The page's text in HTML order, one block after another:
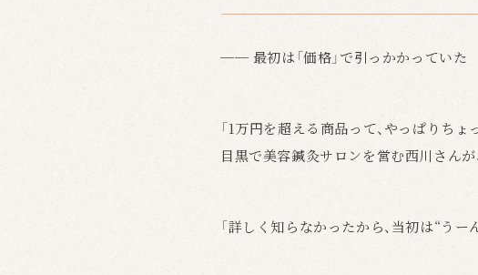
── 最初は「価格」で引っかかっていた
「1万円を超える商品って、やっぱりち
目黒で美容鍼灸サロンを営む西川さん
「詳しく知らなかったから、当初は“う